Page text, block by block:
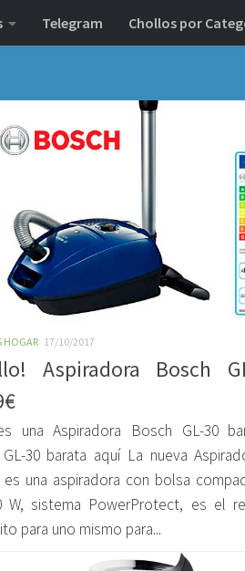
Telegram Chollos por
HOGAR 17/10/2017
Aspiradora Bosch
una Aspiradora Bosch GL-30
30 barata aquí La nueva
es una aspiradora con bolsa
W, sistema PowerProtect, es el
para uno mismo para...